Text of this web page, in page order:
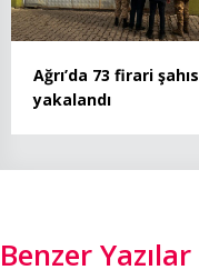
Ağrı’da 73 firari şahıs
yakalandı
Benzer Yazılar